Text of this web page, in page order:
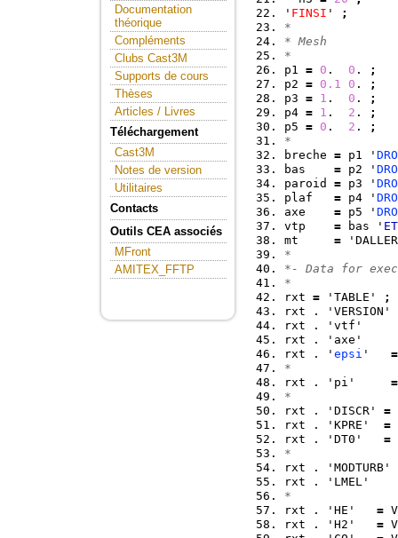
Documentation
théorique
Compléments
Clubs Cast3M
Supports de cours
Thèses
Articles / Livres
Téléchargement
Cast3M
Notes de version
Utilitaires
Contacts
Outils CEA associés
MFront
AMITEX_FFTP
' FINSI '
;
*
* Mesh
*
p1 = 0 . 0 .
;
p2 = 0.1 0 .
;
p3 = 1 . 0 .
;
p4 = 1 . 2 .
;
p5 = 0 . 2 .
;
*
breche = p1 '
bas = p2 '
paroid = p3 '
plaf = p4 '
axe = p5 '
vtp = bas ' ET
mt =
*
*- Data for
*
rxt = 'TABLE'
;
rxt . 'VERSION'
rxt . 'vtf'
rxt . 'axe'
rxt . ' epsi ' =
*
rxt . 'pi' =
*
rxt . 'DISCR' =
rxt . 'KPRE' =
rxt . 'DT0' =
*
rxt . 'MODTURB'
rxt . 'LMEL'
*
rxt . 'HE' =
rxt . 'H2' =